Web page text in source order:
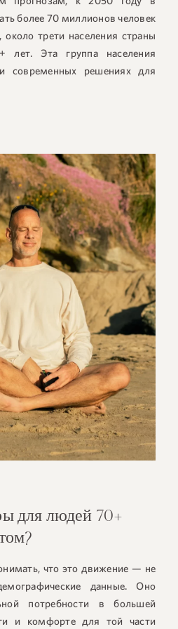
более 70 миллионов человек
трети населения страны
лет. Эта группа населения
современных решениях для
для людей 70+
что это движение — не
данные. Оно
потребности в большей
и комфорте для той части